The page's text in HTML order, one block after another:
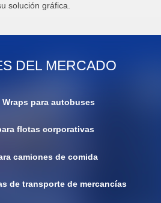
solución gráfica.
DEL MERCADO
para autobuses
flotas corporativas
camiones de comida
de transporte de mercancías